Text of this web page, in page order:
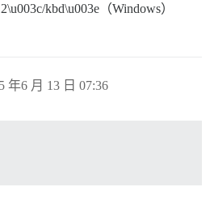
kbd\u003e（Windows）
年6 月 13 日 07:36